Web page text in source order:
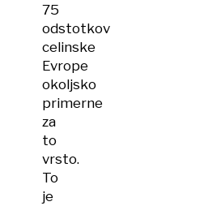
75
odstotkov
celinske
Evrope
okoljsko
primerne
za
to
vrsto.
To
je